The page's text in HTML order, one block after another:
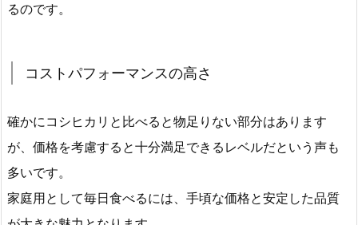
るのです。
コストパフォーマンスの高さ
確かにコシヒカリと比べると物足りない部分はあります
が、価格を考慮すると十分満足できるレベルだという声も
多いです。
家庭用として毎日食べるには、手頃な価格と安定した品質